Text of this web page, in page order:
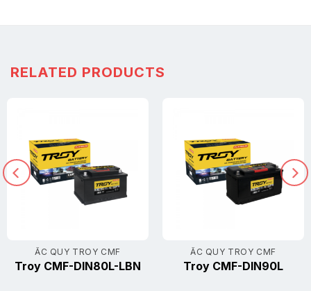
RELATED PRODUCTS
ẮC QUY TROY CMF
Troy CMF-DIN80L-LBN
ẮC QUY TROY CMF
Troy CMF-DIN90L